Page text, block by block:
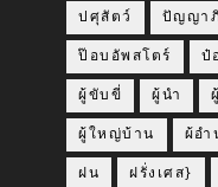
ปศุสัตว์ ปัญญา
ป๊อบอัพสโตร์ ป๋
ผู้ขับขี่ ผู้นำ
ผู้ใหญ่บ้าน ผ้อำ
ฝน ฝรั่งเศส}